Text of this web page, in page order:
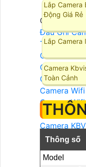
Camera
Đầu Ghi
Trọn Bộ
Camera IP
Camera
Camera
Camera
Camera
Camera Ai
Camera
Camera
Camera
Camera
Lắp Camera
Động Giá Rẻ
Lắp Camera
Camera
Toàn Cảnh
Thông số
Model